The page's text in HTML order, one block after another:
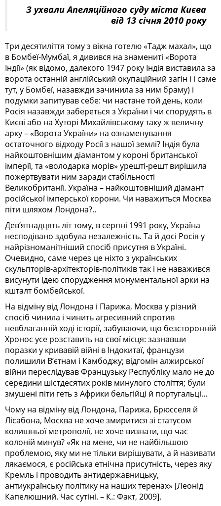
З ухвали Апеляційного суду міста Києва
від 13 січня 2010 року
Три десятиліття тому з вікна готелю «Тадж махал», що
в Бомбеї-Мумбаї, я дивився на знамениті «Ворота
Індії» (як відомо, далекого 1947 року Індія виставила за
ворота останній англійський окупаційний загін і і саме
тут, у Бомбеї, назавжди зачинила за ним браму) і
подумки запитував себе: чи настане той день, коли
Росія назавжди забереться з України і чи спорудять в
Києві або на Хуторі Михайлівському таку ж величну
арку – «Ворота України» на ознаменування
остаточного відходу Росії з нашої землі? Індія була
найкоштовнішим діамантом у короні британської
імперії, та «володарка морів» урешті-решт вирішила
пожертвувати ним заради стабільності
Великобританії. Україна – найкоштовніший діамант
російської імперської корони. Чи наважиться Мос­к­­ва
піти шляхом Лондона?..
Дев’ятнадцять літ тому, в серпні 1991 року, Україна
несподівано здобула незалежність. Та й досі Росія у
найрізноманітніший спосіб присутня в Україні.
Очевидно, саме через це ніхто з українських
скульпторів-архітекторів-політиків так і не наважився
висунути ідею спорудження монументальної арки на
кшталт бомбейської.
На відміну від Лондона і Парижа, Москва у різний
спосіб чинила і чинить агресивний спротив
невблаганній ході історії, забуваючи, що безсторонній
Хронос усе розставить на свої місця: зазнавши
поразки у кривавій війні в Індокитаї, французи
полишили В’єтнам і Камбоджу; відгомін алжирської
війни переслідував Французьку Республіку мало не до
середини шістдесятих років минулого століття; були
змушені піти геть з Африки бельгійці й португальці…
Чому на відміну від Лондона, Парижа, Брюсселя й
Лісабона, Москва не хоче змиритися зі статусом
колишньої метрополії, не хоче визнати, що час
колоній минув? «Як на мене, чи не найбільшою
проблемою, яку ми не тільки вирішувати, а й називати
лякаємося, є російська етнічна присутність, через яку
Кремль і проводить антидержавницьку,
антиукраїнську політику на наших теренах» [Леонід
Капелюшний. Час сутіні. – К.: Факт, 2009].